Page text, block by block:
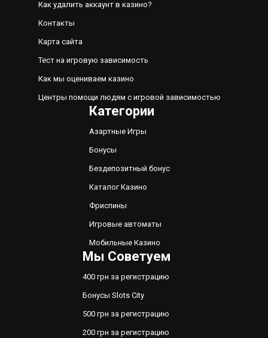
Как удалить аккаунт в казино?
Контакты
Карта сайта
Тест на игровую зависимость
Как мы оцениваем казино
Центры помощи людям с игровой зависимостью
Категории
Азартные Игры
Бонусы
Бездепозитный бонус
Каталог Казино
Фриспины
Игровые автоматы
Мобильные Казино
Мы Советуем
400 грн за регистрацию
Бонусы Slots City
500 грн за регистрацию
200 грн за регистрацию